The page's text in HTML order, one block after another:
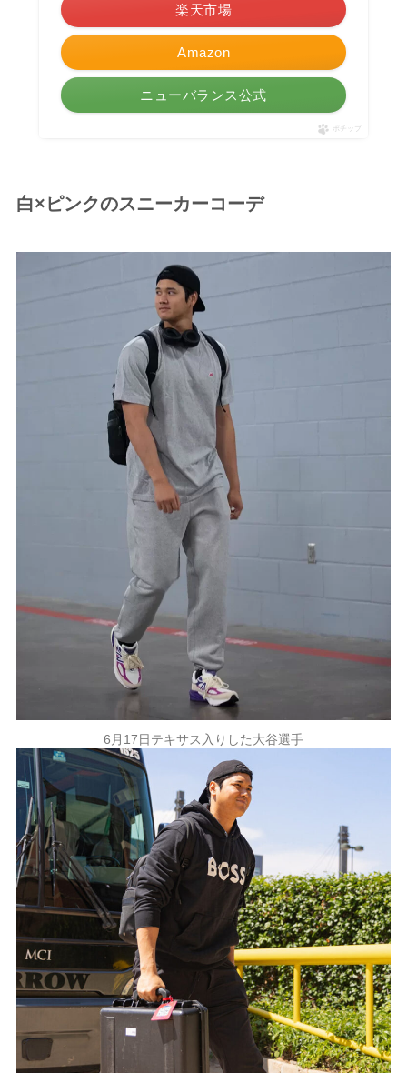
Amazon
楽天市場
ニューバランス公式
ポチップ
白×ピンクのスニーカーコーデ
6月17日テキサス入りした大谷選手